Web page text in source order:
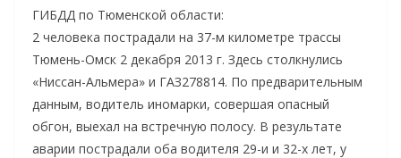
ГИБДД по Тюменской области:
2 человека пострадали на 37-м километре трассы
Тюмень-Омск 2 декабря 2013 г. Здесь столкнулись
«Ниссан-Альмера» и ГАЗ278814. По предварительным
данным, водитель иномарки, совершая опасный
обгон, выехал на встречную полосу. В результате
аварии пострадали оба водителя 29-и и 32-х лет, у